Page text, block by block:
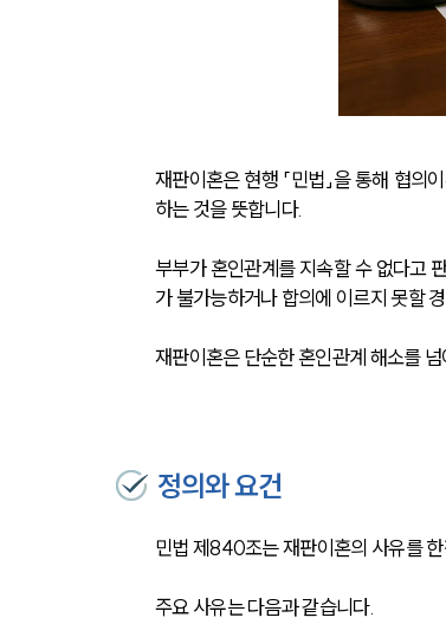
재판이혼은 현행 「민법」을 통해 협
하는 것을 뜻합니다.
부부가 혼인관계를 지속할 수 없다고
가 불가능하거나 합의에 이르지 못할
재판이혼은 단순한 혼인관계 해소를
정의와 요건
민법 제840조는 재판이혼의 사유를
주요 사유는 다음과 같습니다.